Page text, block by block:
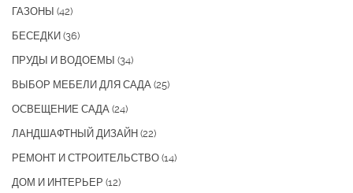
ГАЗОНЫ (42)
БЕСЕДКИ (36)
ПРУДЫ И ВОДОЕМЫ (34)
ВЫБОР МЕБЕЛИ ДЛЯ САДА (25)
ОСВЕЩЕНИЕ САДА (24)
ЛАНДШАФТНЫЙ ДИЗАЙН (22)
РЕМОНТ И СТРОИТЕЛЬСТВО (14)
ДОМ И ИНТЕРЬЕР (12)